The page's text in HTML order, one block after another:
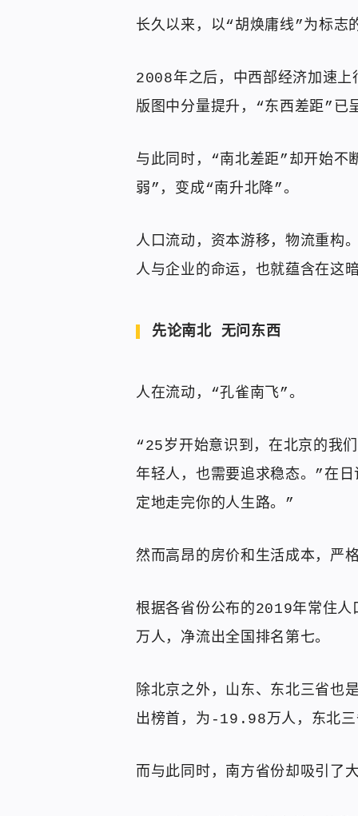
长久以来，以“胡焕庸线”为标志
2008年之后，中西部经济加速
版图中分量提升，“东西差距”已
与此同时，“南北差距”却开始不
弱”，变成“南升北降”。
人口流动，资本游移，物流重构
人与企业的命运，也就蕴含在这
先论南北 无问东西
人在流动，“孔雀南飞”。
“25岁开始意识到，在北京的我
年轻人，也需要追求稳态。”在
定地走完你的人生路。”
然而高昂的房价和生活成本，严
根据各省份公布的2019年常住
万人，净流出全国排名第七。
除北京之外，山东、东北三省也
出榜首，为-19.98万人，东北
而与此同时，南方省份却吸引了